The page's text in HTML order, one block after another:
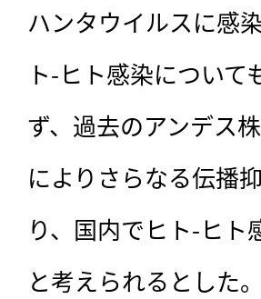
ハンタウイルスに感
ト-ヒト感染につい
ず、過去のアンデス
によりさらなる伝播
り、国内でヒト-ヒ
と考えられるとした。